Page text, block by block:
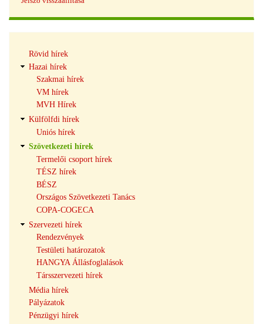
navigáció
Rövid hírek
Hazai hírek
Szakmai hírek
VM hírek
MVH Hírek
Külfölfdi hírek
Uniós hírek
Szövetkezeti hírek
Termelői csoport hírek
TÉSZ hírek
BÉSZ
Országos Szövetkezeti Tanács
COPA-COGECA
Szervezeti hírek
Rendezvények
Testületi határozatok
HANGYA Állásfoglalások
Társszervezeti hírek
Média hírek
Pályázatok
Pénzügyi hírek